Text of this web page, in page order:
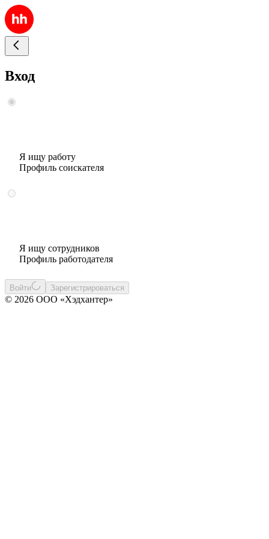
Вход
Я ищу работу
Профиль соискателя
Я ищу сотрудников
Профиль работодателя
Войти Зарегистрироваться
© 2026 ООО «Хэдхантер»